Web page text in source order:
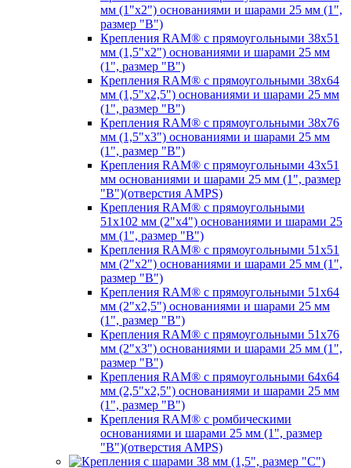
мм (1"х2") основаниями и шарами 25 мм (1",
размер "B")
Крепления RAM® с прямоугольными 38х51
мм (1,5"х2") основаниями и шарами 25 мм
(1", размер "B")
Крепления RAM® с прямоугольными 38х64
мм (1,5"х2,5") основаниями и шарами 25 мм
(1", размер "B")
Крепления RAM® с прямоугольными 38х76
мм (1,5"х3") основаниями и шарами 25 мм
(1", размер "B")
Крепления RAM® с прямоугольными 43x51
мм основаниями и шарами 25 мм (1", размер
"B")(отверстия AMPS)
Крепления RAM® с прямоугольными
51х102 мм (2"х4") основаниями и шарами 25
мм (1", размер "B")
Крепления RAM® с прямоугольными 51х51
мм (2"х2") основаниями и шарами 25 мм (1",
размер "B")
Крепления RAM® с прямоугольными 51х64
мм (2"х2,5") основаниями и шарами 25 мм
(1", размер "B")
Крепления RAM® с прямоугольными 51х76
мм (2"х3") основаниями и шарами 25 мм (1",
размер "B")
Крепления RAM® с прямоугольными 64х64
мм (2,5"х2,5") основаниями и шарами 25 мм
(1", размер "B")
Крепления RAM® с ромбическими
основаниями и шарами 25 мм (1", размер
"B")(отверстия AMPS)